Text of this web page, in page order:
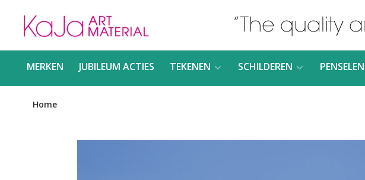
MERKEN JUBILEUM ACTIES TEKENEN SCHILDEREN PENSELEN
Home